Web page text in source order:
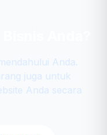
Anda.
juga untuk
Anda secara